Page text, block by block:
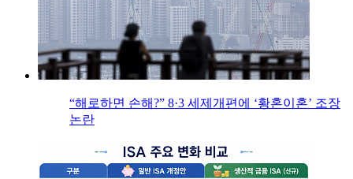
“해로하면 손해?” 8·3 세제개편에 ‘황혼이혼’ 조장
논란